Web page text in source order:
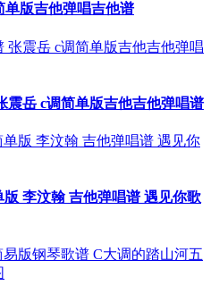
单版吉他弹唱吉他谱
震岳 c调简单版吉他吉他弹唱谱
李汶翰 吉他弹唱谱 遇见你歌